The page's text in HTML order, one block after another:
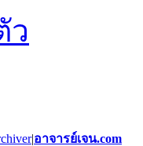
ว
|อาจารย์เจน.com